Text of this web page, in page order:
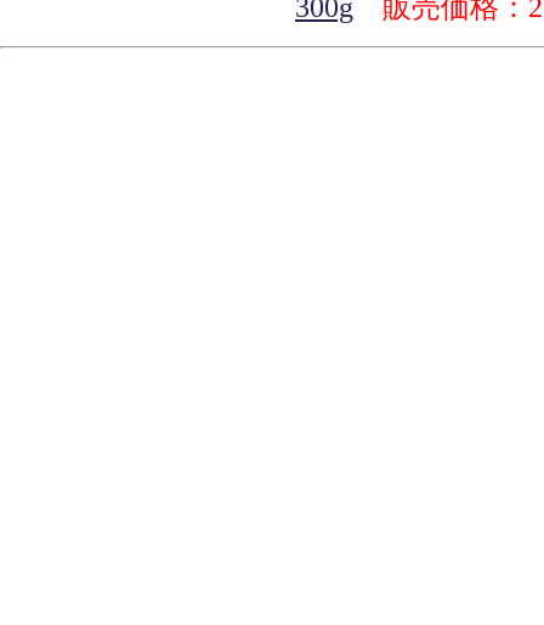
300g
販売価格：